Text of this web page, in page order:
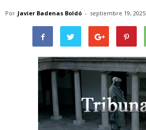
Por Javier Badenas Boldó - septiembre 19, 2025